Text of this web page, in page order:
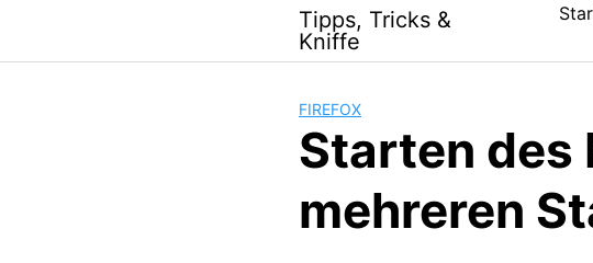
content
Tipps, Tricks &
Kniffe
FIREFOX
Starten des
mehreren